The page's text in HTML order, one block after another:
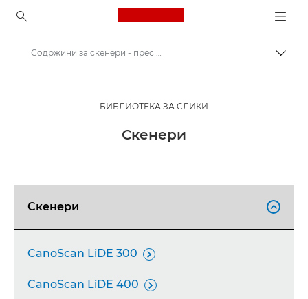
Canon Logo, back to
Прес центар на Canon
Слики од производот - прес центар на Canon
Содржини за скенери - прес центар на Canon
БИБЛИОТЕКА ЗА СЛИКИ
Скенери
Скенери 
CanoScan LiDE 300 
CanoScan LiDE 400 